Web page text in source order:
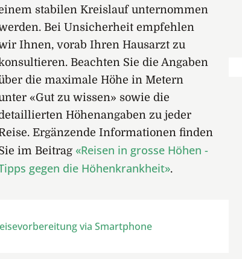
stabilen Kreislauf unternommen
Bei Unsicherheit empfehlen
Ihnen, vorab Ihren Hausarzt zu
Beachten Sie die Angaben
die maximale Höhe in Metern
«Gut zu wissen» sowie die
Höhenangaben zu jeder
Ergänzende Informationen finden
im Beitrag «Reisen in grosse Höhen -
gegen die Höhenkrankheit».